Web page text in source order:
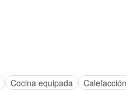
Cocina equipada Calefacción